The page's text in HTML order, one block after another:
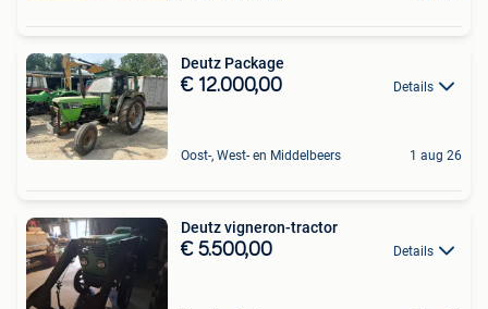
Deutz Package
€ 12.000,00 Details
Oost-, West- en Middelbeers 1 aug 26
Deutz vigneron-tractor
€ 5.500,00 Details